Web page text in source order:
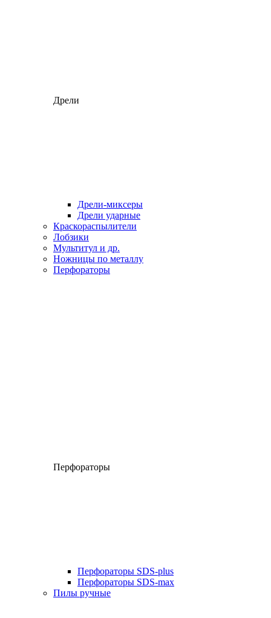
Дрели
Дрели-миксеры
Дрели ударные
Краскораспылители
Лобзики
Мультитул и др.
Ножницы по металлу
Перфораторы
Перфораторы
Перфораторы SDS-plus
Перфораторы SDS-max
Пилы ручные